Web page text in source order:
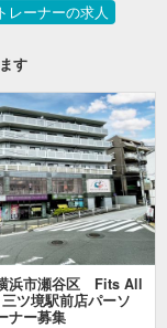
レーナーの求人
す
浜市瀬谷区 Fits All
ツ境駅前店パーソ
ナー募集